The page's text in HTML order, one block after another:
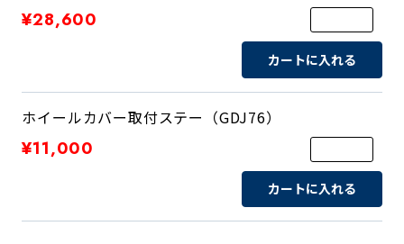
¥28,600
カートに入れる
ホイールカバー取付ステー（GDJ76）
¥11,000
カートに入れる